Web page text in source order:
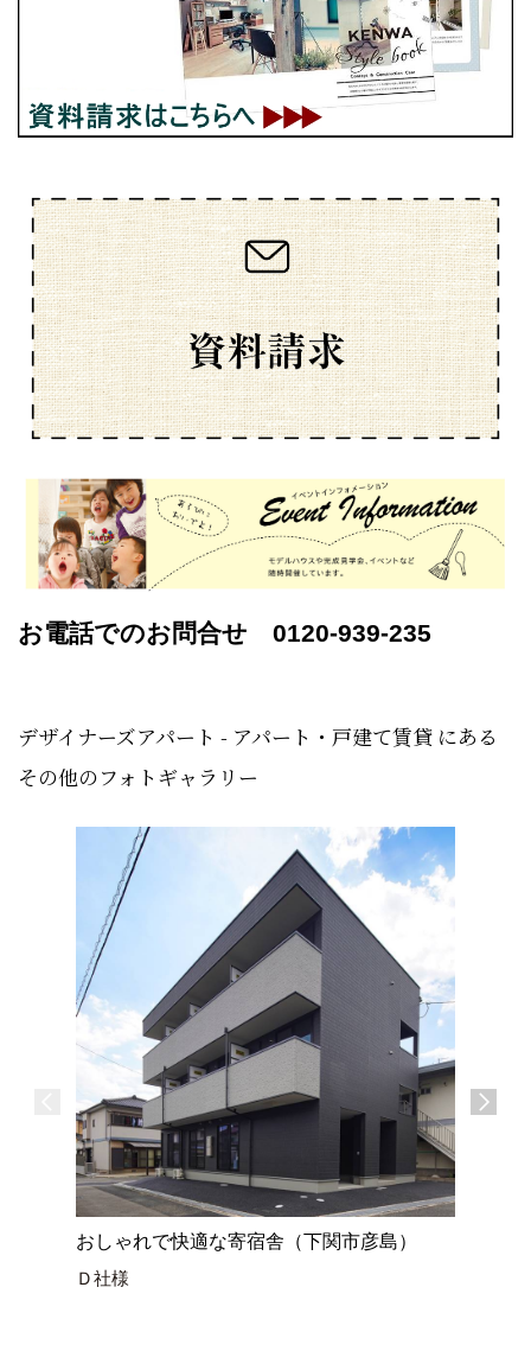
お電話でのお問合せ 0120-939-235
デザイナーズアパート - アパート・戸建て賃貸 にある
その他のフォトギャラリー
おしゃれで快適な寄宿舎（下関市彦島）
Ｄ社様